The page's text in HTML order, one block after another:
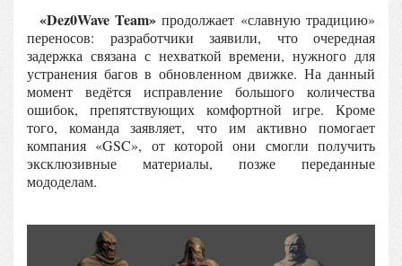
«Dez0Wave Team» продолжает «славную традицию»
переносов: разработчики заявили, что очередная
задержка связана с нехваткой времени, нужного для
устранения багов в обновленном движке. На данный
момент ведётся исправление большого количества
ошибок, препятствующих комфортной игре. Кроме
того, команда заявляет, что им активно помогает
компания «GSC», от которой они смогли получить
эксклюзивные материалы, позже переданные
мододелам.